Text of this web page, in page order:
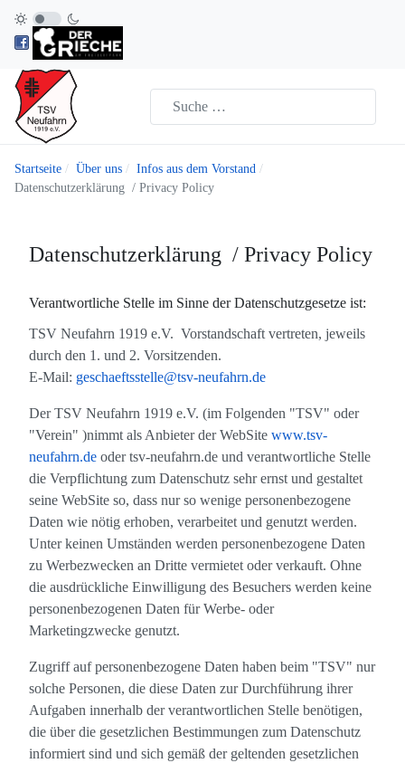
Startseite Über uns
Infos aus dem Vorstand
Datenschutzerklärung / Privacy Policy
Datenschutzerklärung / Privacy Policy
Verantwortliche Stelle im Sinne der Datenschutzgesetze ist:
TSV Neufahrn 1919 e.V. Vorstandschaft vertreten, jeweils
durch den 1. und 2. Vorsitzenden.
E-Mail: geschaeftsstelle@tsv-neufahrn.de
Der TSV Neufahrn 1919 e.V. (im Folgenden "TSV" oder
"Verein" )nimmt als Anbieter der WebSite www.tsv-
neufahrn.de oder tsv-neufahrn.de und verantwortliche Stelle
die Verpflichtung zum Datenschutz sehr ernst und gestaltet
seine WebSite so, dass nur so wenige personenbezogene
Daten wie nötig erhoben, verarbeitet und genutzt werden.
Unter keinen Umständen werden personenbezogene Daten
zu Werbezwecken an Dritte vermietet oder verkauft. Ohne
die ausdrückliche Einwilligung des Besuchers werden keine
personenbezogenen Daten für Werbe- oder
Marketingzwecke genutzt.
Zugriff auf personenbezogene Daten haben beim "TSV" nur
solche Personen, die diese Daten zur Durchführung ihrer
Aufgaben innerhalb der verantwortlichen Stelle benötigen,
die über die gesetzlichen Bestimmungen zum Datenschutz
informiert sind und sich gemäß der geltenden gesetzlichen